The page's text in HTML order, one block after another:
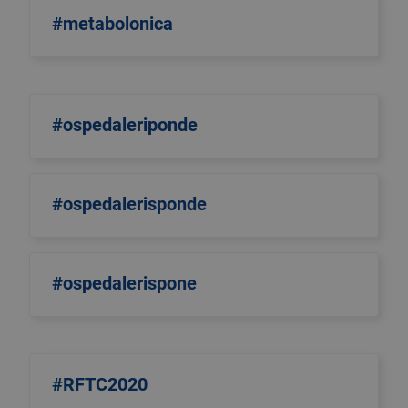
#metabolonica
#ospedaleriponde
#ospedalerisponde
#ospedalerispone
#RFTC2020